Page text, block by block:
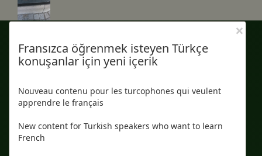
×
Fransızca öğrenmek isteyen Türkçe
konuşanlar için yeni içerik
Nouveau contenu pour les turcophones qui veulent
apprendre le français
New content for Turkish speakers who want to learn
French